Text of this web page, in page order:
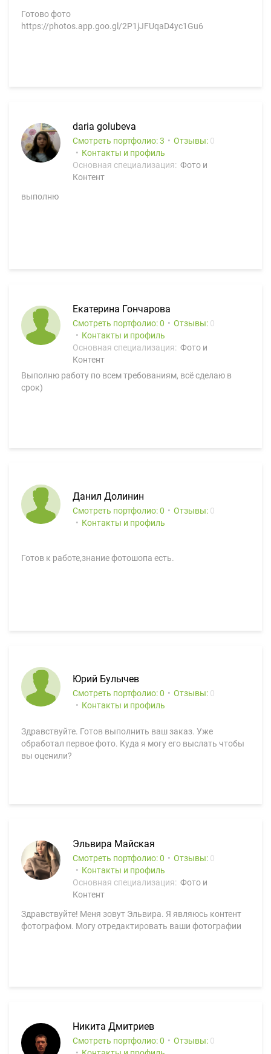
Готово фото
https://photos.app.goo.gl/2P1jJFUqaD4yc1Gu6
daria golubeva
Смотреть портфолио: 3 Отзывы: 0
Контакты и профиль
Основная специализация: Фото и
Контент
выполню
Екатерина Гончарова
Смотреть портфолио: 0 Отзывы: 0
Контакты и профиль
Основная специализация: Фото и
Контент
Выполню работу по всем требованиям, всё сделаю в
срок)
Данил Долинин
Смотреть портфолио: 0 Отзывы: 0
Контакты и профиль
Готов к работе,знание фотошопа есть.
Юрий Булычев
Смотреть портфолио: 0 Отзывы: 0
Контакты и профиль
Здравствуйте. Готов выполнить ваш заказ. Уже
обработал первое фото. Куда я могу его выслать чтобы
вы оценили?
Эльвира Майская
Смотреть портфолио: 0 Отзывы: 0
Контакты и профиль
Основная специализация: Фото и
Контент
Здравствуйте! Меня зовут Эльвира. Я являюсь контент
фотографом. Могу отредактировать ваши фотографии
Никита Дмитриев
Смотреть портфолио: 0 Отзывы: 0